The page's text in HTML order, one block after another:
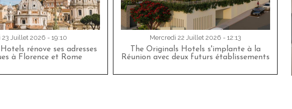
23 Juillet 2026 - 19:10
rénove ses adresses
à Florence et Rome
Mercredi 22 Juillet 2026 - 12:13
The Originals Hotels s'implante à la
Réunion avec deux futurs établissements